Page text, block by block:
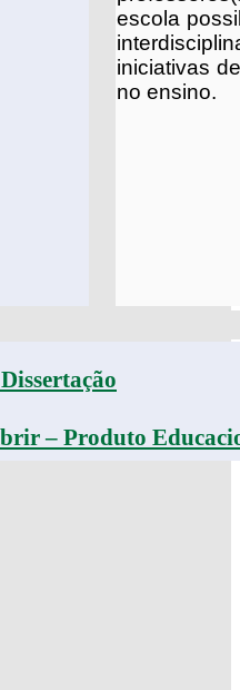
escola
iniciativas
no ensino.
– Produto